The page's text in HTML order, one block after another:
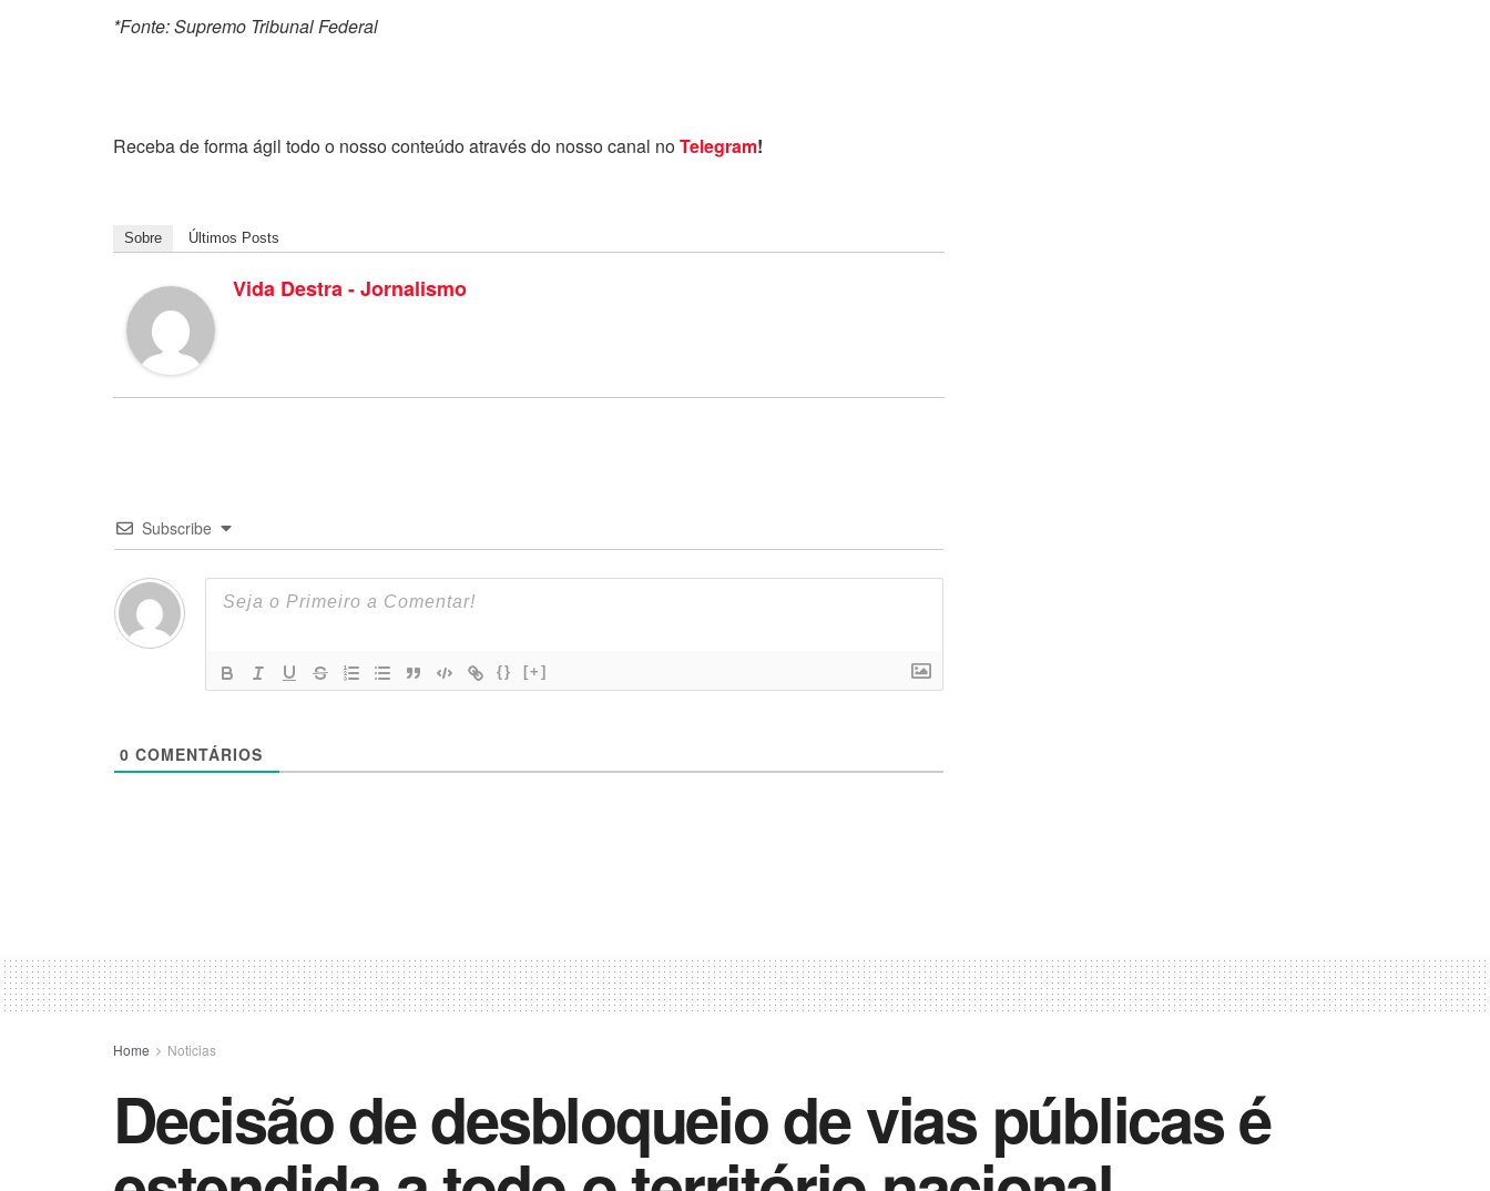
*Fonte: Supremo Tribunal Federal
Receba de forma ágil todo o nosso conteúdo através do nosso canal noTelegram!
Sobre Últimos Posts
Vida Destra - Jornalismo
Subscribe
{} [+]
0 COMENTÁRIOS
Home Noticias
Decisão de desbloqueio de vias públicas é